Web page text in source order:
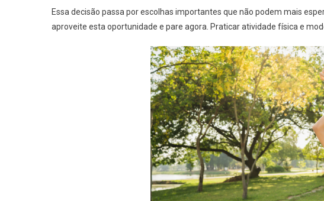
Essa decisão passa por escolhas importantes que não podem mais
aproveite esta oportunidade e pare agora. Praticar atividade física e